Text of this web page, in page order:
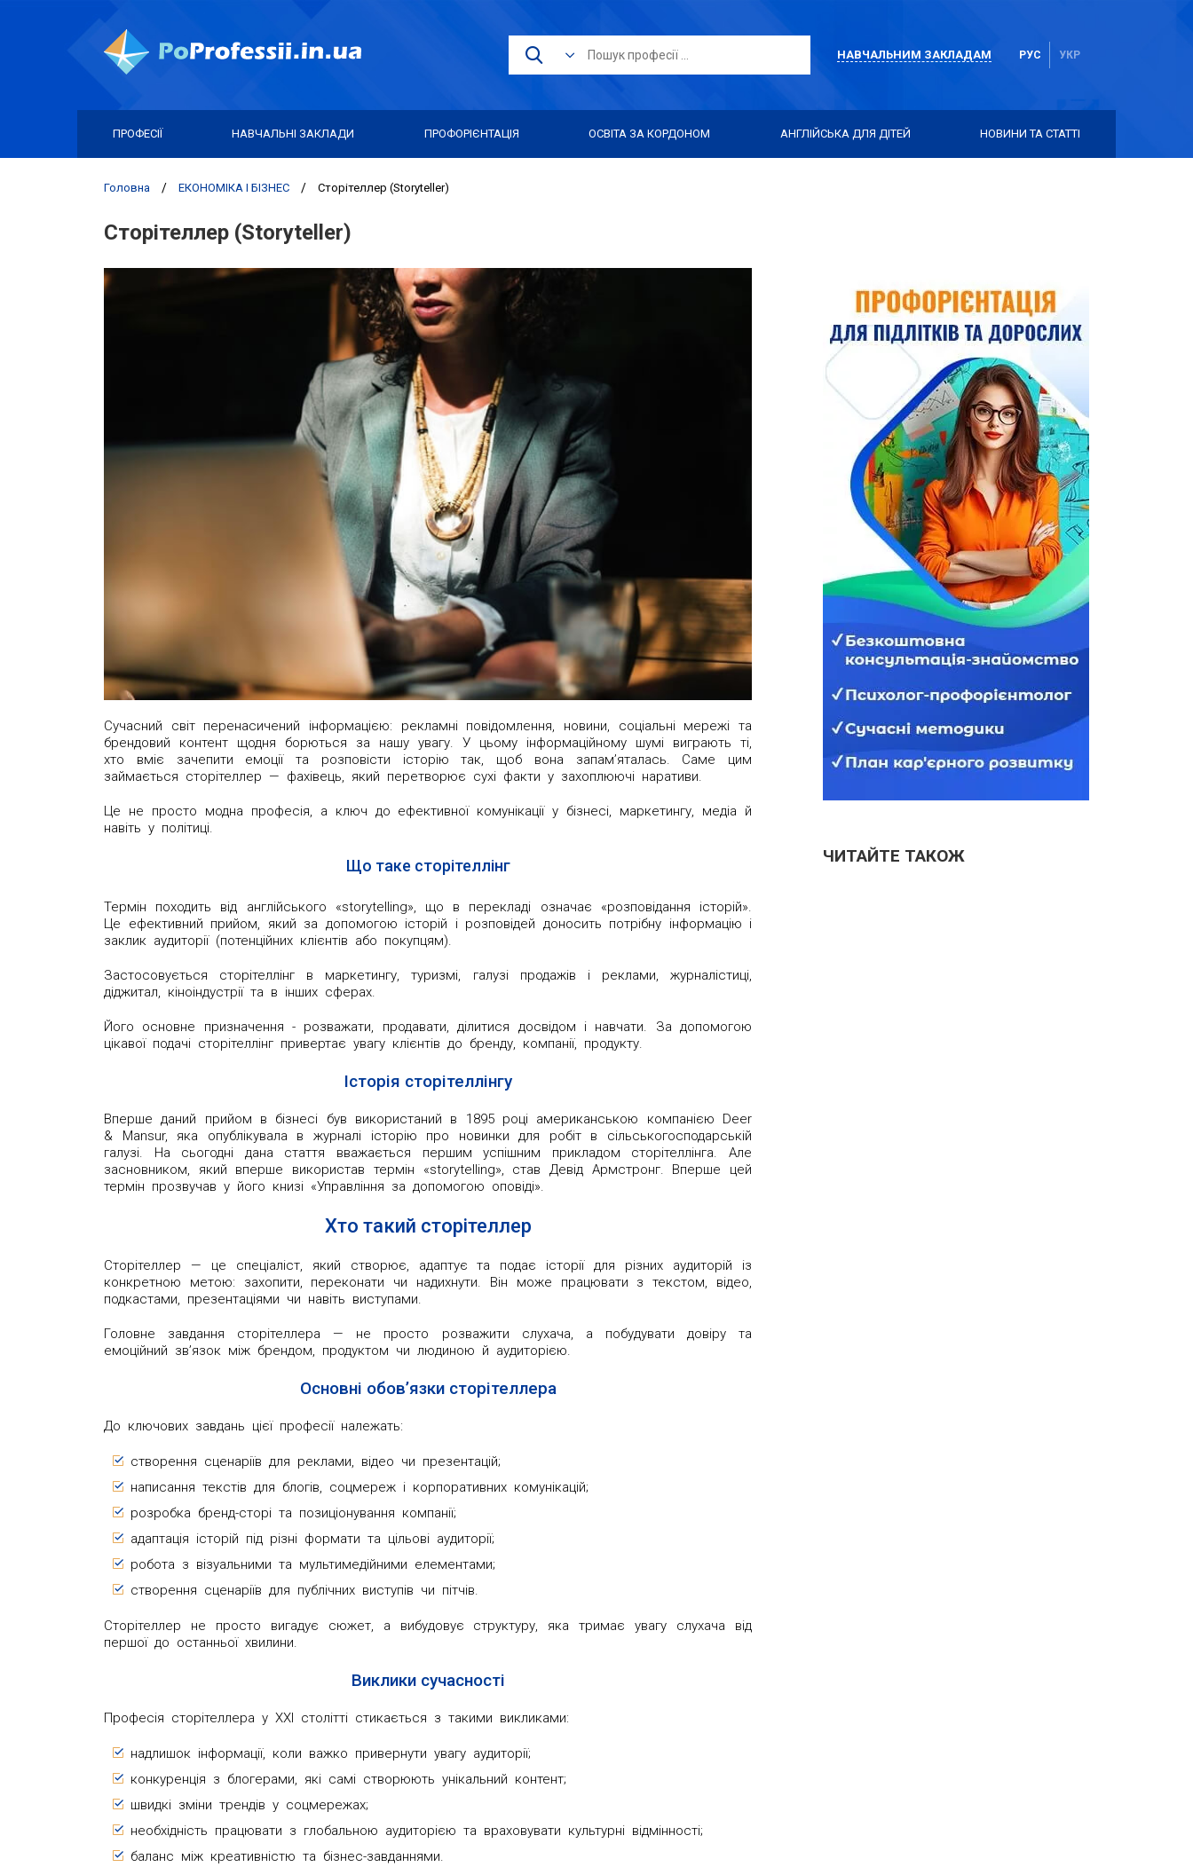
НАВЧАЛЬНИМ ЗАКЛАДАМ РУС УКР
ПРОФЕСІЇ НАВЧАЛЬНІ ЗАКЛАДИ ПРОФОРІЄНТАЦІЯ ОСВІТА ЗА КОРДОНОМ АНГЛІЙСЬКА ДЛЯ ДІТЕЙ НОВИНИ ТА СТАТТІ
Головна / ЕКОНОМІКА І БІЗНЕС / Сторітеллер (Storyteller)
Сторітеллер (Storyteller)
Сучасний світ перенасичений інформацією: рекламні повідомлення, новини, соціальні мережі та
брендовий контент щодня борються за нашу увагу. У цьому інформаційному шумі виграють ті,
хто вміє зачепити емоції та розповісти історію так, щоб вона запам’яталась. Саме цим
займається сторітеллер — фахівець, який перетворює сухі факти у захоплюючі наративи.
Це не просто модна професія, а ключ до ефективної комунікації у бізнесі, маркетингу, медіа й
навіть у політиці.
Що таке сторітеллінг
Термін походить від англійського «storytelling», що в перекладі означає «розповідання історій».
Це ефективний прийом, який за допомогою історій і розповідей доносить потрібну інформацію і
заклик аудиторії (потенційних клієнтів або покупцям).
Застосовується сторітеллінг в маркетингу, туризмі, галузі продажів і реклами, журналістиці,
діджитал, кіноіндустрії та в інших сферах.
Його основне призначення - розважати, продавати, ділитися досвідом і навчати. За допомогою
цікавої подачі сторітеллінг привертає увагу клієнтів до бренду, компанії, продукту.
Історія сторітеллінгу
Вперше даний прийом в бізнесі був використаний в 1895 році американською компанією Deer
& Mansur, яка опублікувала в журналі історію про новинки для робіт в сільськогосподарській
галузі. На сьогодні дана стаття вважається першим успішним прикладом сторітеллінга. Але
засновником, який вперше використав термін «storytelling», став Девід Армстронг. Вперше цей
термін прозвучав у його книзі «Управління за допомогою оповіді».
Хто такий сторітеллер
Сторітеллер — це спеціаліст, який створює, адаптує та подає історії для різних аудиторій із
конкретною метою: захопити, переконати чи надихнути. Він може працювати з текстом, відео,
подкастами, презентаціями чи навіть виступами.
Головне завдання сторітеллера — не просто розважити слухача, а побудувати довіру та
емоційний зв’язок між брендом, продуктом чи людиною й аудиторією.
Основні обов’язки сторітеллера
До ключових завдань цієї професії належать:
створення сценаріїв для реклами, відео чи презентацій;
написання текстів для блогів, соцмереж і корпоративних комунікацій;
розробка бренд-сторі та позиціонування компанії;
адаптація історій під різні формати та цільові аудиторії;
робота з візуальними та мультимедійними елементами;
створення сценаріїв для публічних виступів чи пітчів.
Сторітеллер не просто вигадує сюжет, а вибудовує структуру, яка тримає увагу слухача від
першої до останньої хвилини.
Виклики сучасності
Професія сторітеллера у XXI столітті стикається з такими викликами:
надлишок інформації, коли важко привернути увагу аудиторії;
конкуренція з блогерами, які самі створюють унікальний контент;
швидкі зміни трендів у соцмережах;
необхідність працювати з глобальною аудиторією та враховувати культурні відмінності;
баланс між креативністю та бізнес-завданнями.
ЧИТАЙТЕ ТАКОЖ